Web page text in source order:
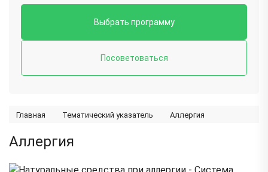
Выбрать программу
Посоветоваться
Главная Тематический указатель Аллергия
Аллергия